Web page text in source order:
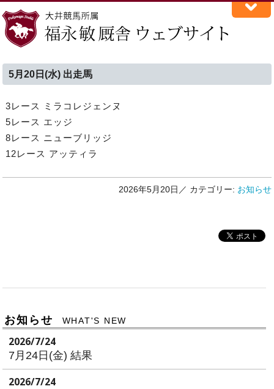
5月20日(水) 出走馬
3レース ミラコレジェンヌ
5レース エッジ
8レース ニューブリッジ
12レース アッティラ
2026年5月20日／ カテゴリー: お知らせ
お知らせ WHAT'S NEW
2026/7/24
7月24日(金) 結果
2026/7/24